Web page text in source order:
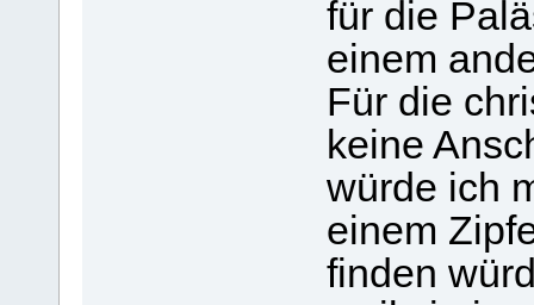
für die
einem
Für die
keine
würde ich
einem
finden